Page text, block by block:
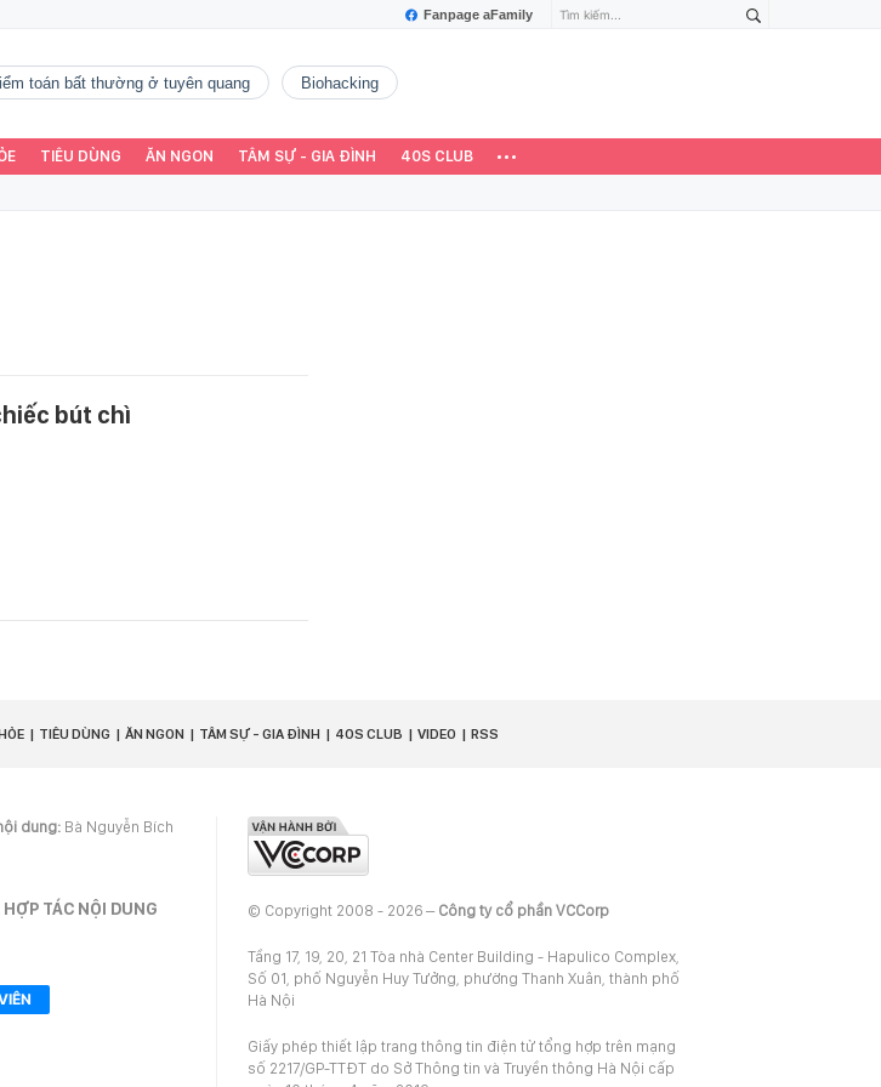
Fanpage aFamily
toán bất thường ở tuyên quang Biohacking
TIÊU DÙNG ĂN NGON TÂM SỰ - GIA ĐÌNH 40S CLUB
bút chì
TIÊU DÙNG ĂN NGON TÂM SỰ - GIA ĐÌNH 40S CLUB VIDEO RSS
dung: Bà Nguyễn Bích
TÁC NỘI DUNG © Copyright 2008 - 2026 – Công ty cổ phần VCCorp
Tầng 17, 19, 20, 21 Tòa nhà Center Building - Hapulico Complex,
Số 01, phố Nguyễn Huy Tưởng, phường Thanh Xuân, thành phố
Hà Nội
Giấy phép thiết lập trang thông tin điện tử tổng hợp trên mạng
số 2217/GP-TTĐT do Sở Thông tin và Truyền thông Hà Nội cấp